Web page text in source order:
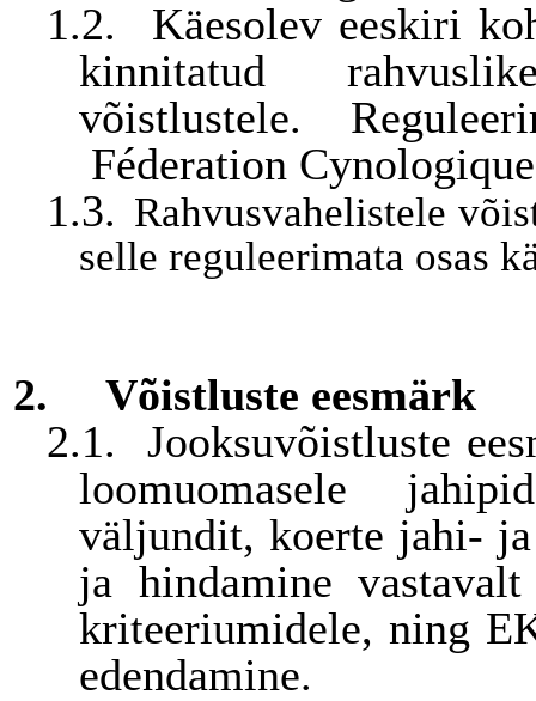
1.2.
Käesolev eeskiri
kinnitatud
võistlustele.
Féderation
1.3. Rahvusvahelistele
selle reguleerimata osas
2.
Võistluste eesmärk
2.1.
Jooksuvõistluste
loomuomasele
väljundit, koerte jahi-
ja hindamine
kriteeriumidele, ning
edendamine.